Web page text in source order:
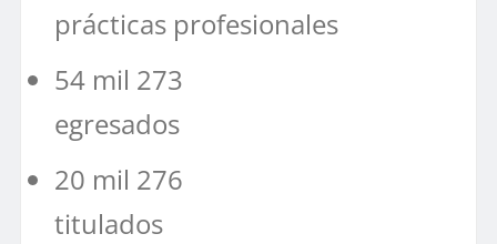
prácticas profesionales
54 mil 273
egresados
20 mil 276
titulados